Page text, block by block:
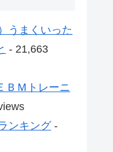
うまくいった
- 21,663
ＢＭトレーニ
ンキング-